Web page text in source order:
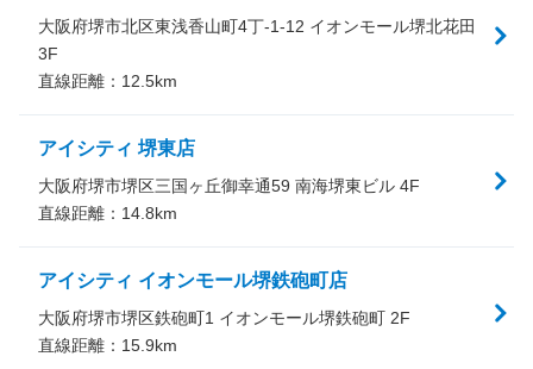
大阪府堺市北区東浅香山町4丁-1-12 イオンモール堺北花田
3F
直線距離： 12.5km
アイシティ 堺東店
大阪府堺市堺区三国ヶ丘御幸通59 南海堺東ビル 4F
直線距離： 14.8km
アイシティ イオンモール堺鉄砲町店
大阪府堺市堺区鉄砲町1 イオンモール堺鉄砲町 2F
直線距離： 15.9km